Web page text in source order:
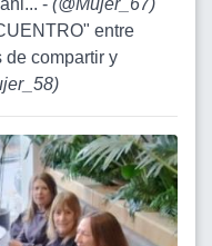
- (@Mujer_67)
entre
de compartir y
)